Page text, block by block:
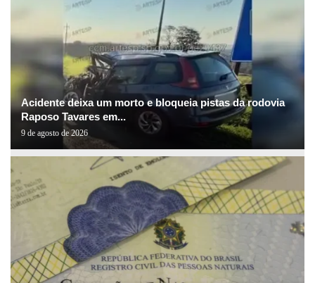
Acidente deixa um morto e bloqueia pistas da rodovia
Raposo Tavares em...
9 de agosto de 2026